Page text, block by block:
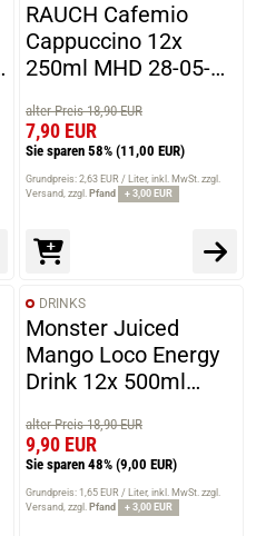
RAUCH Cafemio
Cappuccino 12x
250ml MHD 28-05-
alter Preis 18,90 EUR
7,90 EUR
Sie sparen 58% (11,00 EUR)
Grundpreis: 2,63 EUR / Liter inkl. MwSt. zzgl.
Versand zzgl. Pfand + 3,00 EUR
DRINKS
Monster Juiced
Mango Loco Energy
Drink 12x 500ml
alter Preis 18,90 EUR
9,90 EUR
Sie sparen 48% (9,00 EUR)
Grundpreis: 1,65 EUR / Liter inkl. MwSt. zzgl.
Versand zzgl. Pfand + 3,00 EUR